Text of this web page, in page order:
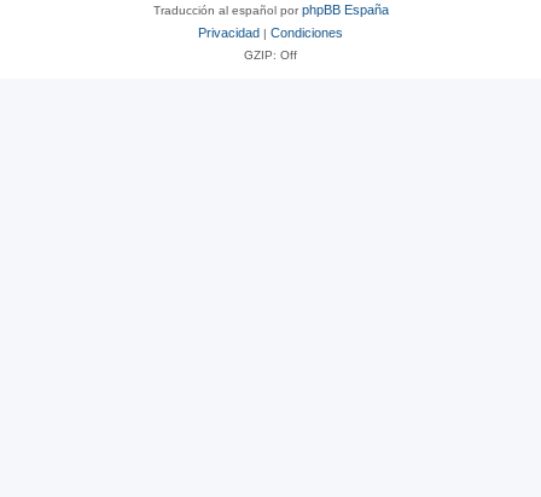
Traducción al español porphpBB España
Privacidad | Condiciones
GZIP: Off